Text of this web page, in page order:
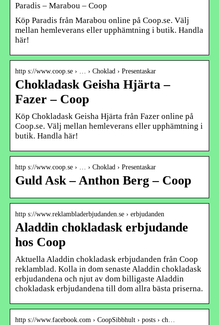
Paradis – Marabou – Coop
Köp Paradis från Marabou online på Coop.se. Välj
mellan hemleverans eller upphämtning i butik. Handla
här!
http s://www.coop.se › … › Choklad › Presentaskar
Chokladask Geisha Hjärta –
Fazer – Coop
Köp Chokladask Geisha Hjärta från Fazer online på
Coop.se. Välj mellan hemleverans eller upphämtning i
butik. Handla här!
http s://www.coop.se › … › Choklad › Presentaskar
Guld Ask – Anthon Berg – Coop
http s://www.reklambladerbjudanden.se › erbjudanden
Aladdin chokladask erbjudande
hos Coop
Aktuella Aladdin chokladask erbjudanden från Coop
reklamblad. Kolla in dom senaste Aladdin chokladask
erbjudandena och njut av dom billigaste Aladdin
chokladask erbjudandena till dom allra bästa priserna.
http s://www.facebook.com › CoopSibbhult › posts › ch…